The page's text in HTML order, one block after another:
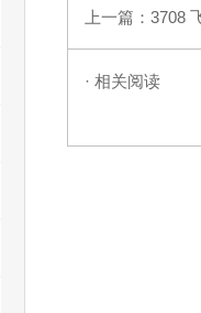
上一篇： 3708
· 相关阅读